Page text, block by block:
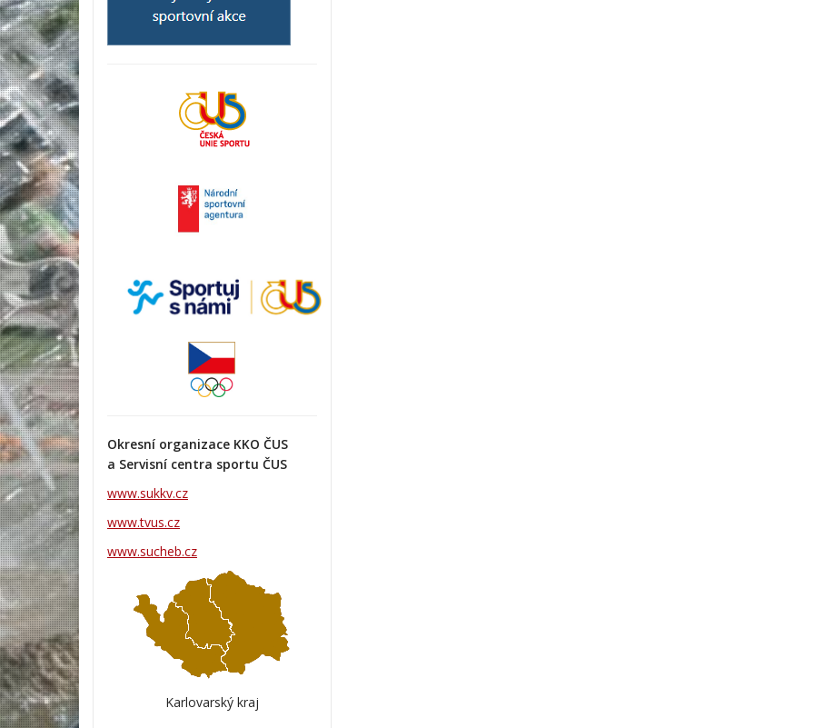
Okresní organizace KKO ČUS
a Servisní centra sportu ČUS
www.sukkv.cz
www.tvus.cz
www.sucheb.cz
Karlovarský kraj